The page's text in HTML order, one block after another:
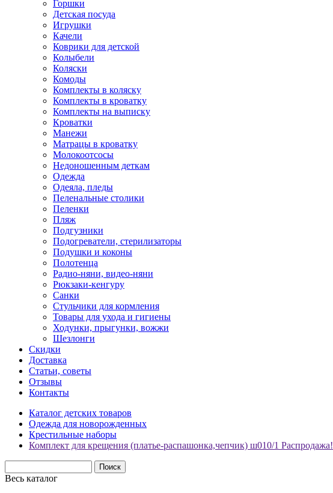
Горшки
Детская посуда
Игрушки
Качели
Коврики для детской
Колыбели
Коляски
Комоды
Комплекты в коляску
Комплекты в кроватку
Комплекты на выписку
Кроватки
Манежи
Матрацы в кроватку
Молокоотсосы
Недоношенным деткам
Одежда
Одеяла, пледы
Пеленальные столики
Пеленки
Пляж
Подгузники
Подогреватели, стерилизаторы
Подушки и коконы
Полотенца
Радио-няни, видео-няни
Рюкзаки-кенгуру
Санки
Стульчики для кормления
Товары для ухода и гигиены
Ходунки, прыгунки, вожжи
Шезлонги
Скидки
Доставка
Статьи, советы
Отзывы
Контакты
Каталог детских товаров
Одежда для новорожденных
Крестильные наборы
Комплект для крещения (платье-распашонка,чепчик) ш010/1 Распродажа!
Весь каталог